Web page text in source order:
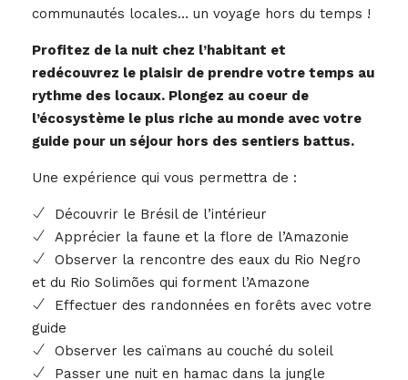
communautés locales… un voyage hors du temps !
Profitez de la nuit chez l’habitant et
redécouvrez le plaisir de prendre votre temps au
rythme des locaux. Plongez au coeur de
l’écosystème le plus riche au monde avec votre
guide pour un séjour hors des sentiers battus.
Une expérience qui vous permettra de :
Découvrir le Brésil de l’intérieur
Apprécier la faune et la flore de l’Amazonie
Observer la rencontre des eaux du Rio Negro
et du Rio Solimões qui forment l’Amazone
Effectuer des randonnées en forêts avec votre
guide
Observer les caïmans au couché du soleil
Passer une nuit en hamac dans la jungle